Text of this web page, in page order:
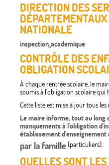
DIRECTION DES
NATIONALE
inspection_academique
CONTRÔLE DES
OBLIGATION
À chaque rentrée scolaire, le
soumis à l'obligation scolaire qui
Cette liste est mise à jour tous les
Le maire informe, tout au long
manquements à l'obligation
établissement d'enseignement
par la famille(particuliers).
QUELLES SONT